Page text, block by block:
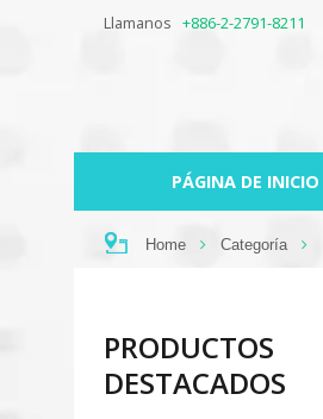
Llamanos +886-2-2791-8211
PÁGINA DE INICIO
Home Categoría
PRODUCTOS
DESTACADOS